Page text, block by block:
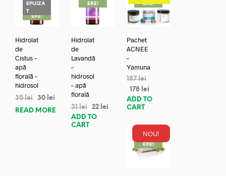
EPUIZA
TREDUC
ERE!
Hidrolat
de
Cistus –
apă
florală –
hidrosol
35lei 30 lei
READ MORE
ERE!
Hidrolat
de
Lavandă
–
hidrosol
– apă
florală
31lei 22 lei
ADD TO
CART
ERE!
Pachet
ACNEE
–
Yamuna
187lei
178 lei
ADD TO
CART
NOU!
REDUC
ERE!